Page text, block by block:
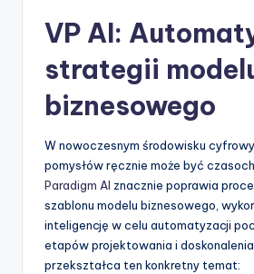
VP AI:
strategii
biznesowego
W nowoczesnym środowisku
pomysłów ręcznie może być
Paradigm AI znacznie poprawia
szablonu modelu biznesowego,
inteligencję w celu automatyzacji
etapów projektowania i
przekształca ten konkretny temat: